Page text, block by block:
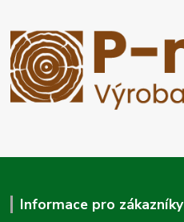
Informace pro zákazníky